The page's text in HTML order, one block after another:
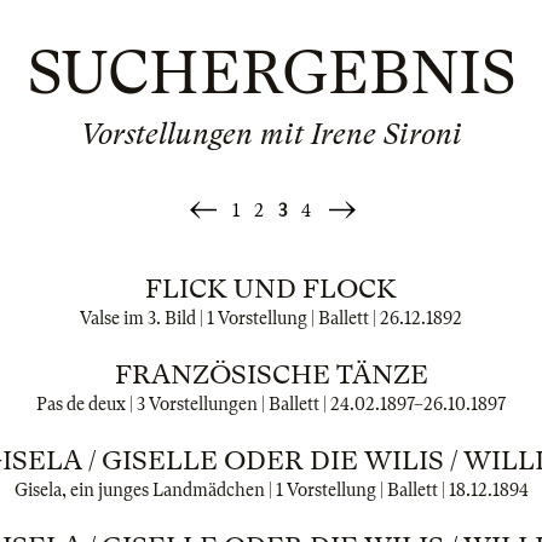
SUCHERGEBNIS
Vorstellungen mit Irene Sironi
«
1 2 3 4
Weiter
FLICK UND FLOCK
Valse im 3. Bild | 1 Vorstellung | Ballett | 26.12.1892
FRANZÖSISCHE TÄNZE
Pas de deux | 3 Vorstellungen | Ballett | 24.02.1897–26.10.1897
/ GISELLE ODER DIE WILIS /
Gisela, ein junges Landmädchen | 1 Vorstellung | Ballett | 18.12.1894